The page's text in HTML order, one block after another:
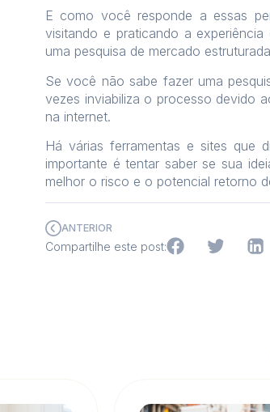
E como você responde a essas
visitando e praticando a
uma pesquisa de mercado
Se você não sabe fazer uma
vezes inviabiliza o processo devido
na internet.
Há várias ferramentas e sites que
importante é tentar saber se sua
melhor o risco e o potencial retorno
ANTERIOR
Compartilhe este post: